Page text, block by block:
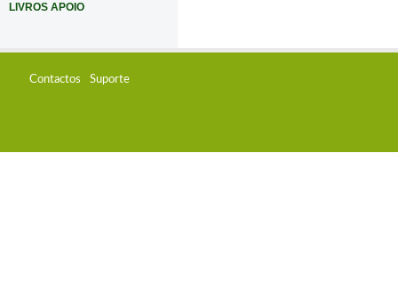
LIVROS APOIO
Contactos Suporte